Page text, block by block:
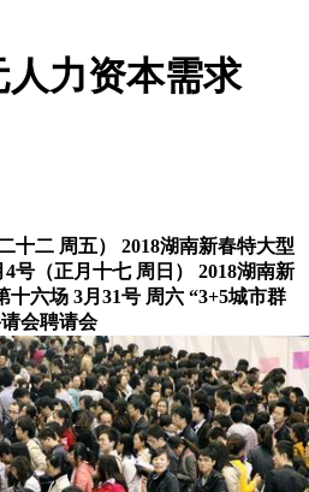
力资本需求
二 周五） 2018湖南新春特大型
号（正月十七 周日） 2018湖南新
六场 3月31号 周六 “3+5城市群
会聘请会